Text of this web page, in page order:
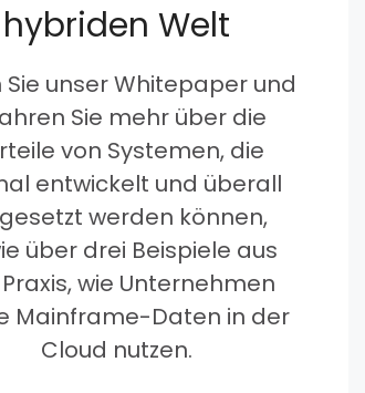
hybriden Welt
Sie unser Whitepaper und
Sie mehr über die
von Systemen, die
entwickelt und überall
werden können,
über drei Beispiele aus
wie Unternehmen
Mainframe-Daten in der
Cloud nutzen.